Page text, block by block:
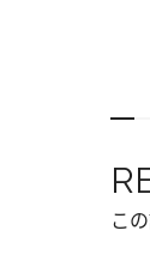
こ